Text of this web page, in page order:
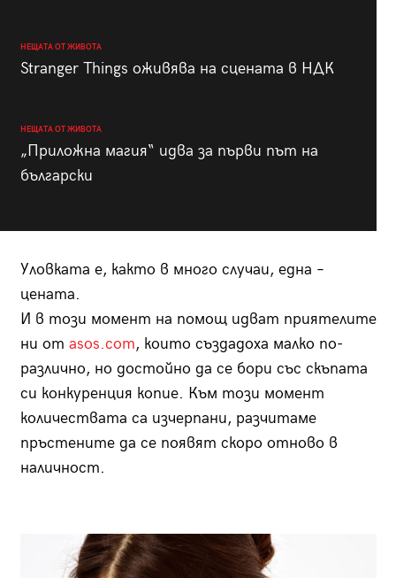
НЕЩАТА ОТ ЖИВОТА
Stranger Things оживява на сцената в НДК
НЕЩАТА ОТ ЖИВОТА
„Приложна магия“ идва за първи път на
български
Уловката е, както в много случаи, една –
цената.
И в този момент на помощ идват приятелите
ни от asos.com, които създадоха малко по-
различно, но достойно да се бори със скъпата
си конкуренция копие. Към този момент
количествата са изчерпани, разчитаме
пръстените да се появят скоро отново в
наличност.